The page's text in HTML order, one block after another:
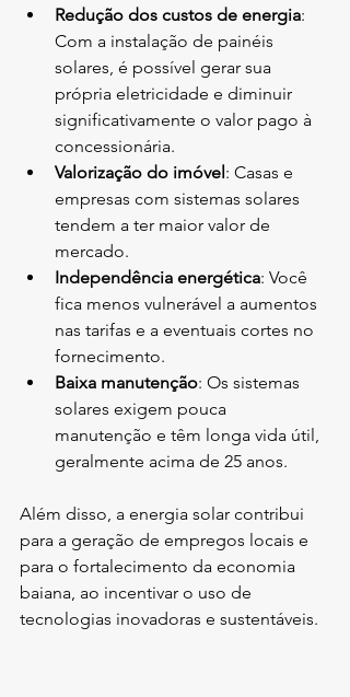
Redução dos custos de energia:
Com a instalação de painéis
solares, é possível gerar sua
própria eletricidade e diminuir
significativamente o valor pago à
concessionária.
Valorização do imóvel: Casas e
empresas com sistemas solares
tendem a ter maior valor de
mercado.
Independência energética: Você
fica menos vulnerável a aumentos
nas tarifas e a eventuais cortes no
fornecimento.
Baixa manutenção: Os sistemas
solares exigem pouca
manutenção e têm longa vida útil,
geralmente acima de 25 anos.
Além disso, a energia solar contribui
para a geração de empregos locais e
para o fortalecimento da economia
baiana, ao incentivar o uso de
tecnologias inovadoras e sustentáveis.